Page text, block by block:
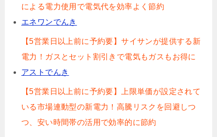
による電力使用で電気代を効率よく節約
エネワンでんき
【5営業日以上前に予約要】サイサンが提供する新
電力！ガスとセット割引きで電気もガスもお得に
アストでんき
【5営業日以上前に予約要】上限単価が設定されて
いる市場連動型の新電力！高騰リスクを回避しつ
つ、安い時間帯の活用で効率的に節約